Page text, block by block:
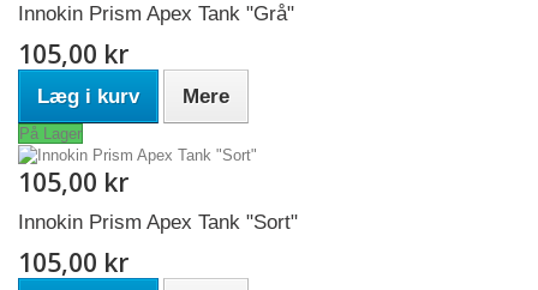
Innokin Prism Apex Tank "Grå"
105,00 kr
Læg i kurv Mere
På Lager
105,00 kr
Innokin Prism Apex Tank "Sort"
105,00 kr